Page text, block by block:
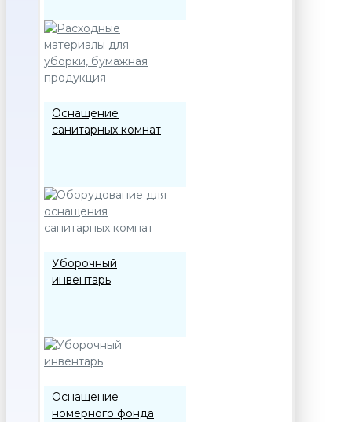
Оснащение
санитарных комнат
Уборочный
инвентарь
Оснащение
номерного фонда